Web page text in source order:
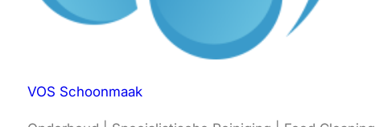
VOS Schoonmaak